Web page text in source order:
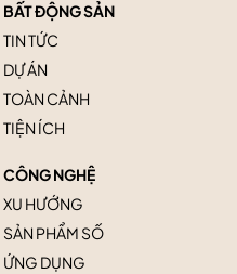
BẤT ĐỘNG SẢN
TIN TỨC
DỰ ÁN
TOÀN CẢNH
TIỆN ÍCH
CÔNG NGHỆ
XU HƯỚNG
SẢN PHẨM SỐ
ỨNG DỤNG